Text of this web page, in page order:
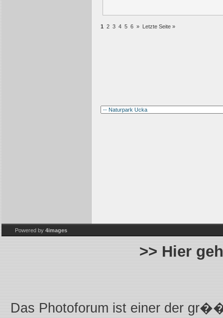
1 2 3 4 5 6 » Letzte Seite »
Powered by 4images
>> Hier
Das Photoforum ist einer der